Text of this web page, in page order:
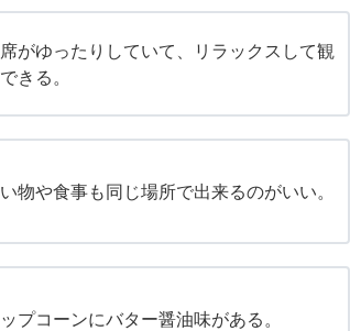
がゆったりしていて、リラックスして観
きる。
物や食事も同じ場所で出来るのがいい。
プコーンにバター醤油味がある。